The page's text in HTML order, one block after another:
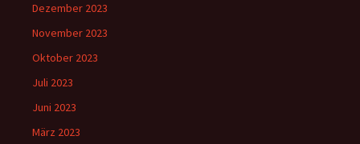
Dezember 2023
November 2023
Oktober 2023
Juli 2023
Juni 2023
März 2023